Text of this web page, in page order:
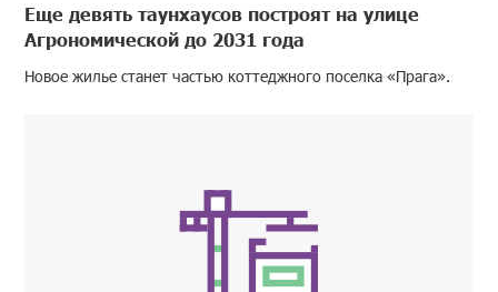
Еще девять таунхаусов построят на улице
Агрономической до 2031 года
Новое жилье станет частью коттеджного поселка «Прага».